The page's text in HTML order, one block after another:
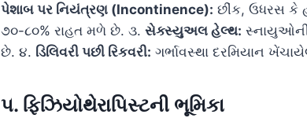
પેશાબ પર નિયંત્રણ (Incontinence): છીંક, ઉધરસ કે
૭૦-૮૦% રાહત મળે છે. ૩. સેક્સ્યુઅલ હેલ્થ: સ્નાયુઓની
છે. ૪. ડિલિવરી પછી રિકવરી: ગર્ભાવસ્થા દરમિયાન
૫. ફિઝિયોથેરાપિસ્ટની ભૂમિકા